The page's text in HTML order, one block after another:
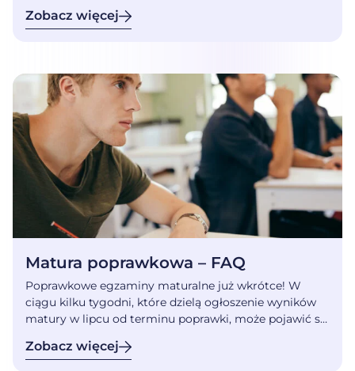
najlepiej się do niego przygotować? Matura
Zobacz więcej
Matura poprawkowa – FAQ
Poprawkowe egzaminy maturalne już wkrótce! W
ciągu kilku tygodni, które dzielą ogłoszenie wyników
matury w lipcu od terminu poprawki, może pojawić się
przychodzimy z pomocą! Odpowiadamy na
Zobacz więcej